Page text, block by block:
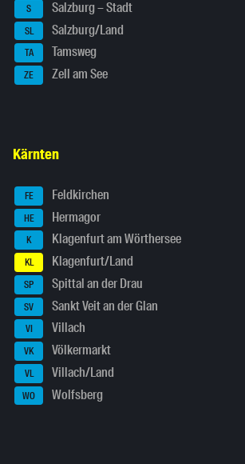
S Salzburg – Stadt
SL Salzburg/Land
TA Tamsweg
ZE Zell am See
Kärnten
FE Feldkirchen
HE Hermagor
K Klagenfurt am Wörthersee
KL Klagenfurt/Land
SP Spittal an der Drau
SV Sankt Veit an der Glan
VI Villach
VK Völkermarkt
VL Villach/Land
WO Wolfsberg